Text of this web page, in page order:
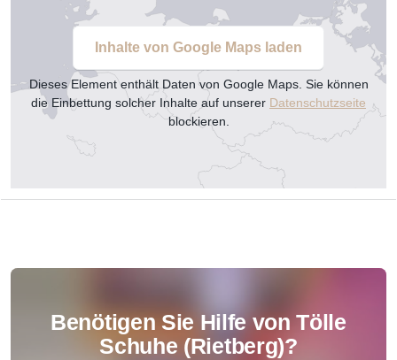
Inhalte von Google Maps laden
Dieses Element enthält Daten von Google Maps. Sie können
die Einbettung solcher Inhalte auf unserer Datenschutzseite
blockieren.
Benötigen Sie Hilfe von Tölle
Schuhe (Rietberg)?